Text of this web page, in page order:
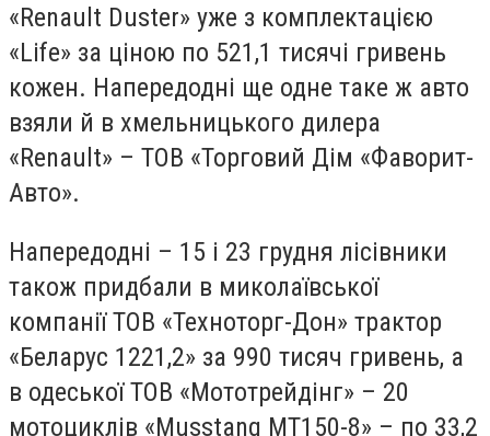
«Renault Duster» уже з комплектацією
«Life» за ціною по 521,1 тисячі гривень
кожен. Напередодні ще одне таке ж авто
взяли й в хмельницького дилера
«Renault» – ТОВ «Торговий Дім «Фаворит-
Авто».
Напередодні – 15 і 23 грудня лісівники
також придбали в миколаївської
компанії ТОВ «Техноторг-Дон» трактор
«Беларус 1221,2» за 990 тисяч гривень, а
в одеської ТОВ «Мототрейдінг» – 20
мотоциклів «Musstang МТ150-8» – по 33,2